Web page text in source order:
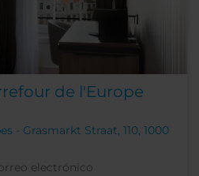
de l'Europe
- Grasmarkt Straat, 110, 1000
electrónico